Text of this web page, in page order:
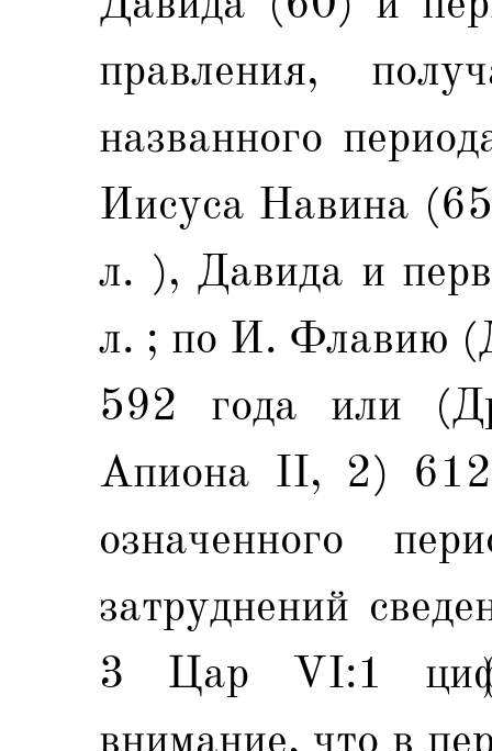
правления,
названного
Иисуса Навина
л. ), Давида и
л. ; по И. Флавию
592 года или
Апиона II, 2)
означенного
затруднений
3 Цар VI:1
внимание, что в